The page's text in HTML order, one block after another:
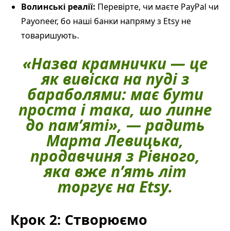
Волинські реалії: Перевірте, чи маєте PayPal чи
Payoneer, бо наші банки напряму з Etsy не
товаришують.
«Назва крамнички — це
як вивіска на пуді з
бараболями: має бути
проста і така, шо липне
до пам’яті», — радить
Марта Левицька,
продавчиня з Рівного,
яка вже п’ять літ
торгує на Etsy.
Крок 2: Створюємо